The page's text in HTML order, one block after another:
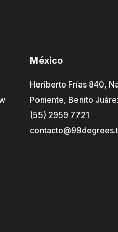
México
Heriberto Frías 840,
Poniente, Benito
(55) 2959 7721